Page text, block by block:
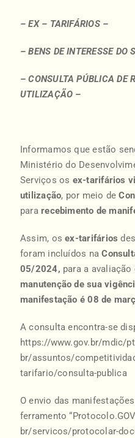
– EX – TARIFÁRIOS –
– BENS DE INTERESSE DO
– CONSULTA PÚBLICA DE
UTILIZAÇÃO –
Informamos que estão
Ministério do
Serviços os ex-tarifários
utilização, por meio de
pararecebimento de
Assim, osex-tarifários
foram incluídos na
05/2024, para a avaliação
manutenção de sua
manifestação é 08 de
A consulta encontra-se
https://www.gov.br/mdic/
br/assuntos/
tarifario/consulta-publica
O envio das
ferramento
br/servicos/protocolar-